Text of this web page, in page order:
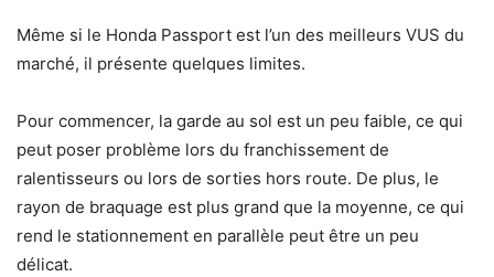
Même si le Honda Passport est l’un des meilleurs VUS du
marché, il présente quelques limites.
Pour commencer, la garde au sol est un peu faible, ce qui
peut poser problème lors du franchissement de
ralentisseurs ou lors de sorties hors route. De plus, le
rayon de braquage est plus grand que la moyenne, ce qui
rend le stationnement en parallèle peut être un peu
délicat.